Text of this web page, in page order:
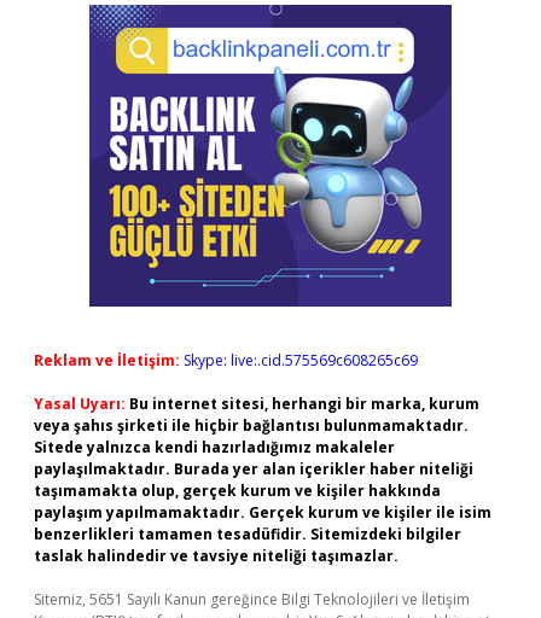
Reklam ve İletişim: Skype: live:.cid.575569c608265c69
Yasal Uyarı: Bu internet sitesi, herhangi bir marka, kurum
veya şahıs şirketi ile hiçbir bağlantısı bulunmamaktadır.
Sitede yalnızca kendi hazırladığımız makaleler
paylaşılmaktadır. Burada yer alan içerikler haber niteliği
taşımamakta olup, gerçek kurum ve kişiler hakkında
paylaşım yapılmamaktadır. Gerçek kurum ve kişiler ile isim
benzerlikleri tamamen tesadüfidir. Sitemizdeki bilgiler
taslak halindedir ve tavsiye niteliği taşımazlar.
Sitemiz, 5651 Sayılı Kanun gereğince Bilgi Teknolojileri ve İletişim